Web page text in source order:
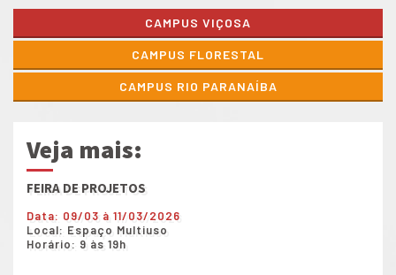
CAMPUS VIÇOSA
CAMPUS FLORESTAL
CAMPUS RIO PARANAÍBA
Veja mais:
FEIRA DE PROJETOS
Data: 09/03 à 11/03/2026
Local: Espaço Multiuso
Horário: 9 às 19h